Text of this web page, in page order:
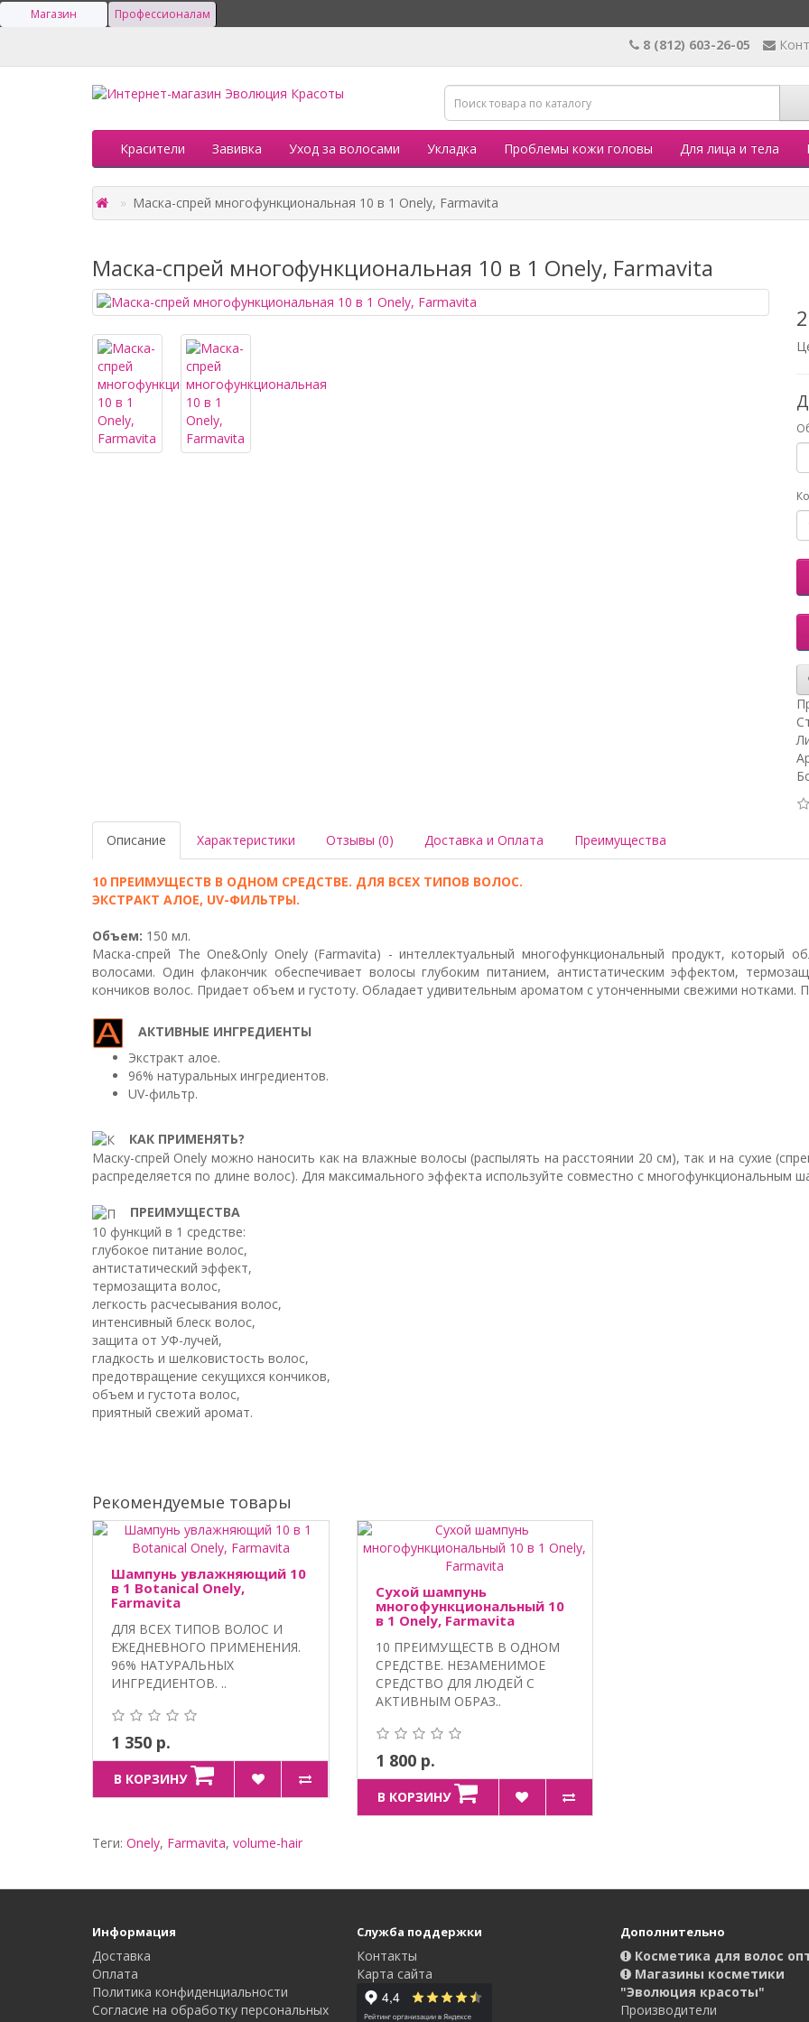
Магазин Профессионалам
8 (812) 603-26-05
Красители Завивка Уход за волосами Укладка Проблемы кожи головы Для лица и тела
Маска-спрей многофункциональная 10 в 1 Onely, Farmavita
Маска-спрей многофункциональная 10 в 1 Onely, Farmavita
Описание Характеристики Отзывы (0) Доставка и Оплата Преимущества
10 ПРЕИМУЩЕСТВ В ОДНОМ СРЕДСТВЕ. ДЛЯ ВСЕХ ТИПОВ ВОЛОС.
ЭКСТРАКТ АЛОЕ, UV-ФИЛЬТРЫ.
Объем: 150 мл.
Маска-спрей The One&Only Onely (Farmavita) - интеллектуальный многофункциональный продукт, который
волосами. Один флакончик обеспечивает волосы глубоким питанием, антистатическим эффектом,
кончиков волос. Придает объем и густоту. Обладает удивительным ароматом с утонченными свежими нотками.
АКТИВНЫЕ ИНГРЕДИЕНТЫ
Экстракт алое.
96% натуральных ингредиентов.
UV-фильтр.
КАК ПРИМЕНЯТЬ?
Маску-спрей Onely можно наносить как на влажные волосы (распылять на расстоянии 20 см), так и на сухие
распределяется по длине волос). Для максимального эффекта используйте совместно с многофункциональным
ПРЕИМУЩЕСТВА
10 функций в 1 средстве:
глубокое питание волос,
антистатический эффект,
термозащита волос,
легкость расчесывания волос,
интенсивный блеск волос,
защита от УФ-лучей,
гладкость и шелковистость волос,
предотвращение секущихся кончиков,
объем и густота волос,
приятный свежий аромат.
Рекомендуемые товары
Шампунь увлажняющий 10
в 1 Botanical Onely,
Farmavita
ДЛЯ ВСЕХ ТИПОВ ВОЛОС И
ЕЖЕДНЕВНОГО ПРИМЕНЕНИЯ.
96% НАТУРАЛЬНЫХ
ИНГРЕДИЕНТОВ. ..
1 350 р.
В КОРЗИНУ
Сухой шампунь
многофункциональный 10
в 1 Onely, Farmavita
10 ПРЕИМУЩЕСТВ В ОДНОМ
СРЕДСТВЕ. НЕЗАМЕНИМОЕ
СРЕДСТВО ДЛЯ ЛЮДЕЙ С
АКТИВНЫМ ОБРАЗ..
1 800 р.
В КОРЗИНУ
Теги: Onely, Farmavita, volume-hair
Информация
Доставка
Оплата
Политика конфиденциальности
Согласие на обработку персональных
Служба поддержки
Контакты
Карта сайта
Дополнительно
Косметика для волос
Магазины косметики
"Эволюция красоты"
Производители